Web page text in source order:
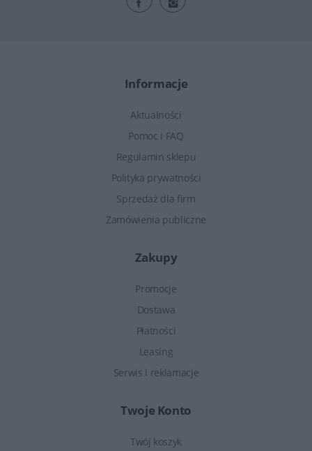
Informacje
Aktualności
Pomoc i FAQ
Regulamin sklepu
Polityka prywatności
Sprzedaż dla firm
Zamówienia publiczne
Zakupy
Promocje
Dostawa
Płatności
Leasing
Serwis i reklamacje
Twoje Konto
Twój koszyk